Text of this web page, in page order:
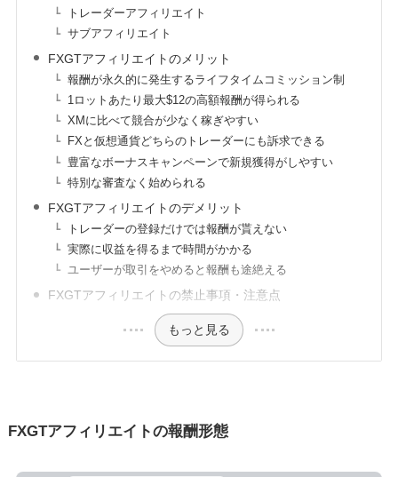
トレーダーアフィリエイト
サブアフィリエイト
FXGTアフィリエイトのメリット
報酬が永久的に発生するライフタイムコミッション制
1ロットあたり最大$12の高額報酬が得られる
XMに比べて競合が少なく稼ぎやすい
FXと仮想通貨どちらのトレーダーにも訴求できる
豊富なボーナスキャンペーンで新規獲得がしやすい
特別な審査なく始められる
FXGTアフィリエイトのデメリット
トレーダーの登録だけでは報酬が貰えない
実際に収益を得るまで時間がかかる
ユーザーが取引をやめると報酬も途絶える
FXGTアフィリエイトの禁止事項・注意点
もっと見る
FXGTアフィリエイトの報酬形態